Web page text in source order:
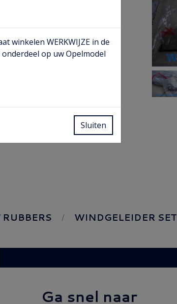
WINDGELEIDER SET
Ga snel naar
winkelen WERKWIJZE in de
op uw Opelmodel
Sluiten